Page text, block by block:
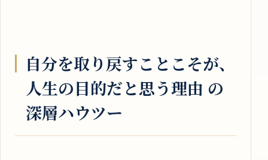
自分を取り戻すことこそが、
人生の目的だと思う理由 の
深層ハウツー